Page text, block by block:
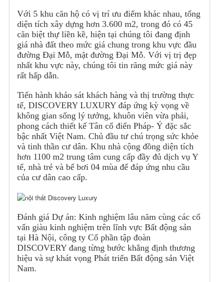
Với 5 khu căn hộ có vị trí ưu điểm khác nhau, tổng
diện tích xây dựng hơn 3.600 m2, trong đó có 45
căn biệt thự liền kề, hiện tại chúng tôi đang định
giá nhà đất theo mức giá chung trong khu vực đầu
đường Đại Mỗ, mặt đường Đại Mỗ. Với vị trị đẹp
nhất khu vực này, chúng tôi tin răng mức giá này
rất hấp dẫn.
Tiến hành khảo sát khách hàng và thị trường thực
tế, DISCOVERY LUXURY đáp ứng kỳ vọng về
không gian sống lý tưởng, khuôn viên vừa phải,
phong cách thiết kế Tân cổ điển Pháp- Ý đặc sắc
bậc nhất Việt Nam. Chủ đầu tư chú trọng sức khỏe
và tinh thần cư dân. Khu nhà cộng đồng diện tích
hơn 1100 m2 trung tâm cung cấp đầy đủ dịch vụ Y
tế, nhà trẻ và bể bơi 04 mùa để đáp ứng nhu cầu
của cư dân cao cấp.
Đánh giá Dự án: Kinh nghiệm lâu năm cùng các cố
vấn giàu kinh nghiệm trên lĩnh vực Bất động sản
tại Hà Nội, công ty Cổ phần tập đoàn
DISCOVERY đang từng bước khẳng định thương
hiệu và sự khát vọng Phát triển Bất động sản Việt
Nam.